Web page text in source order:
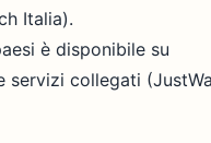
Italia).
è disponibile su
servizi collegati